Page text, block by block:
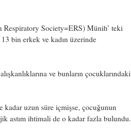
Respiratory Society=ERS) Münih’ teki
13 bin erkek ve kadın üzerinde
ve bunların çocuklarındaki
kadar uzun süre içmişse, çocuğunun
astım ihtimali de o kadar fazla bulundu.